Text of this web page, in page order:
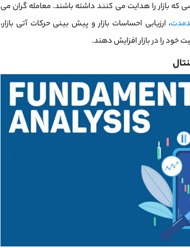
که بازار را هدایت می کنند داشته باشند. معامله گران می
، ارزیابی احساسات بازار و پیش بینی حرکات آتی بازار،
را در بازار افزایش دهند.